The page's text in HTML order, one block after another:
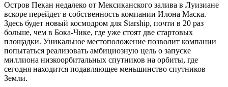
Остров Пекан недалеко от Мексиканского залива в Луизиане
вскоре перейдет в собственность компании Илона Маска.
Здесь будет новый космодром для Starship, почти в 20 раз
больше, чем в Бока-Чике, где уже стоят две стартовых
площадки. Уникальное местоположение позволит компании
попытаться реализовать амбициозную цель о запуске
миллиона низкоорбитальных спутников на орбиты, где
сегодня находится подавляющее меньшинство спутников
Земли.